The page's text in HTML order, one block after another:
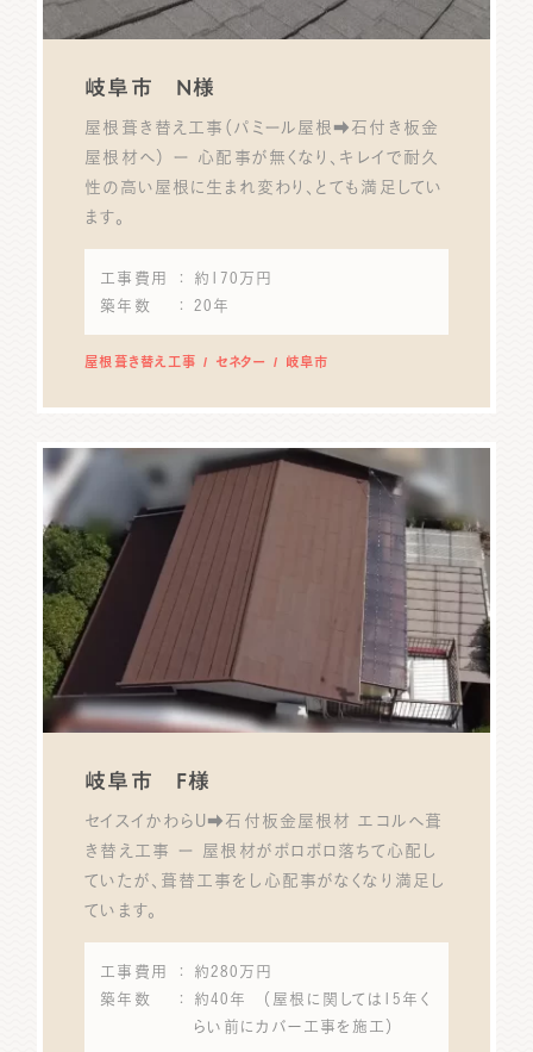
岐阜市 N様
屋根葺き替え工事（パミール屋根➡石付き板金
屋根材へ） ー 心配事が無くなり、キレイで耐久
性の高い屋根に生まれ変わり、とても満足してい
ます。
工事費用
： 約170万円
築年数
： 20年
屋根葺き替え工事 セネター 岐阜市
岐阜市 F様
セイスイかわらU➡石付板金屋根材 エコルへ葺
き替え工事 ー 屋根材がポロポロ落ちて心配し
ていたが、葺替工事をし心配事がなくなり満足し
ています。
工事費用
： 約280万円
築年数
： 約40年 （屋根に関しては15年く
らい前にカバー工事を施工）